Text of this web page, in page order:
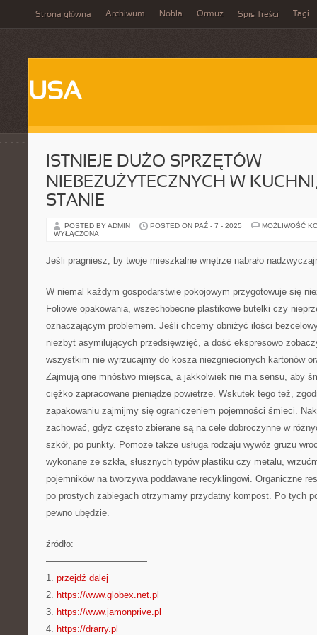
Strona główna Archiwum Nobla Ormuz Spis Treści Tagi
USA
ISTNIEJE DUŻO SPRZĘTÓW
NIEBEZUŻYTECZNYCH W
STANIE
POSTED BY ADMIN POSTED ON PAŹ - 7 - 2025
MOŻLIWOŚĆ
WYŁĄCZONA
Jeśli pragniesz, by twoje mieszkalne wnętrze nabrało
W niemal każdym gospodarstwie pokojowym przygotowuje się
Foliowe opakowania, wszechobecne plastikowe butelki czy
oznaczającym problemem. Jeśli chcemy obniżyć ilości
niezbyt asymilujących przedsięwzięć, a dość ekspresowo
wszystkim nie wyrzucajmy do kosza niezgniecionych kartonów
Zajmują one mnóstwo miejsca, a jakkolwiek nie ma sensu, aby
ciężko zapracowane pieniądze powietrze. Wskutek tego też,
zapakowaniu zajmijmy się ograniczeniem pojemności śmieci.
zachować, gdyż często zbierane są na cele dobroczynne w
szkół, po punkty. Pomoże także usługa rodzaju wywóz gruzu
wykonane ze szkła, słusznych typów plastiku czy metalu,
pojemników na tworzywa poddawane recyklingowi. Organiczne
po prostych zabiegach otrzymamy przydatny kompost. Po tych
pewno ubędzie.
źródło:
———————————
1. przejdź dalej
2. https://www.globex.net.pl
3. https://www.jamonprive.pl
4. https://drarry.pl